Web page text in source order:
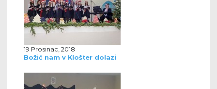
19 Prosinac, 2018
Božić nam v Klošter dolazi